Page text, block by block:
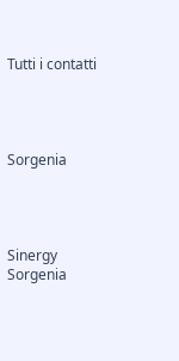
Tutti i contatti
Sorgenia
Sinergy
Sorgenia